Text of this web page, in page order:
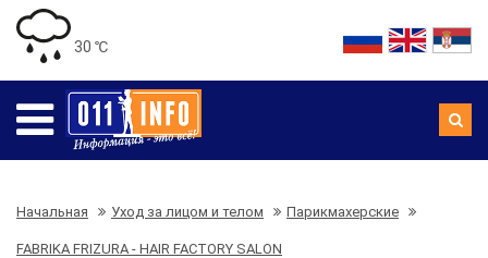
30 ℃
Начальная Уход за лицом и телом Парикмахерские
FABRIKA FRIZURA - HAIR FACTORY SALON